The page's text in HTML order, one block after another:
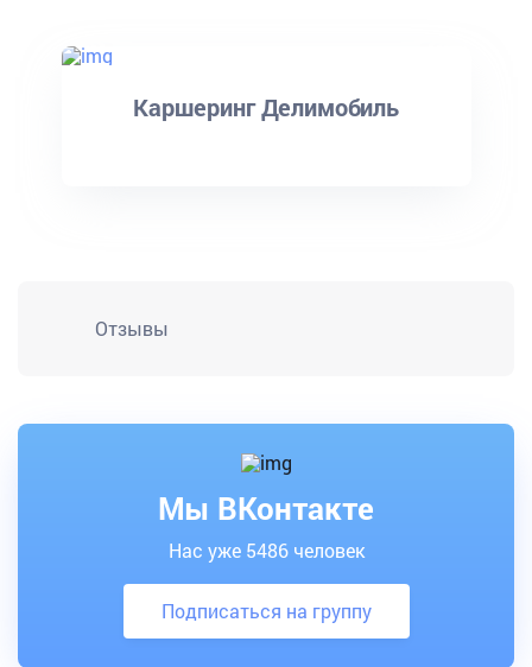
Каршеринг Делимобиль
Отзывы
Мы ВКонтакте
Нас уже 5486 человек
Подписаться на группу